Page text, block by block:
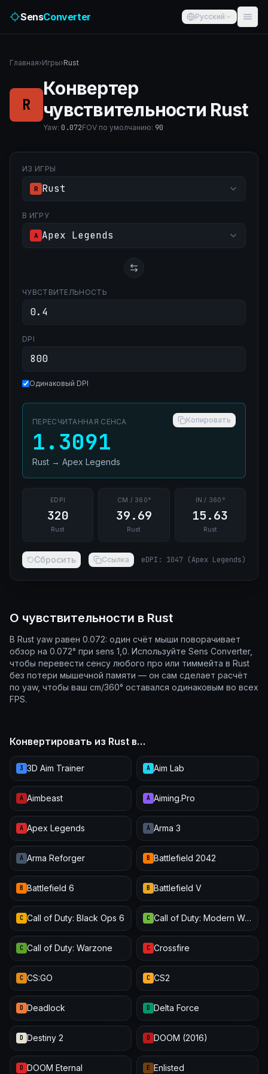
SensConverter Русский
Главная›Игры›Rust
R
Конвертер
чувствительности Rust
Yaw: 0.072FOV по умолчанию: 90
ИЗ ИГРЫ
R Rust
В ИГРУ
A Apex Legends
ЧУВСТВИТЕЛЬНОСТЬ
DPI
Одинаковый DPI
ПЕРЕСЧИТАННАЯ СЕНСА Копировать
1.3091
Rust → Apex Legends
EDPI
320
Rust
CM / 360°
39.69
Rust
IN / 360°
15.63
Rust
Сбросить Ссылка eDPI : 1047 (Apex Legends)
О чувствительности в Rust
В Rust yaw равен 0.072: один счёт мыши поворачивает
обзор на 0.072° при sens 1,0. Используйте Sens Converter,
чтобы перевести сенсу любого про или тиммейта в Rust
без потери мышечной памяти — он сам сделает расчёт
по yaw, чтобы ваш cm/360° оставался одинаковым во всех
FPS.
Конвертировать из Rust в…
3 3D Aim Trainer A Aim Lab
A Aimbeast A Aiming.Pro
A Apex Legends A Arma 3
A Arma Reforger B Battlefield 2042
B Battlefield 6 B Battlefield V
C Call of Duty: Black Ops 6 C Call of Duty: Modern Warfare III
C Call of Duty: Warzone C Crossfire
C CS:GO C CS2
D Deadlock D Delta Force
D Destiny 2 D DOOM (2016)
D DOOM Eternal E Enlisted